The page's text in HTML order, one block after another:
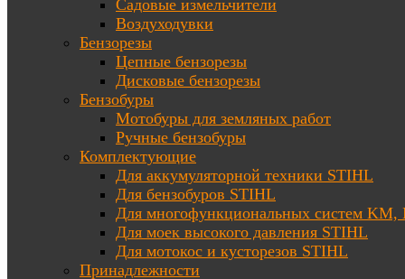
Садовые измельчители
Воздуходувки
Бензорезы
Цепные бензорезы
Дисковые бензорезы
Бензобуры
Мотобуры для земляных работ
Ручные бензобуры
Комплектующие
Для аккумуляторной техники STIHL
Для бензобуров STIHL
Для многофункциональных систем KM,
Для моек высокого давления STIHL
Для мотокос и кусторезов STIHL
Принадлежности